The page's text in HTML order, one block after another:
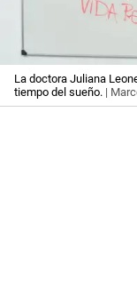
La doctora Juliana
tiempo del sueño. |